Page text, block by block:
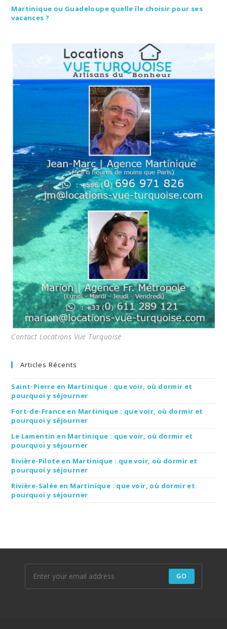
Martinique ou Guadeloupe quelle île choisir pour ses
vacances ?
Contact Locations Vue Turquoise
Articles Récents
Saint-Pierre en Martinique : que voir, où dormir et
pourquoi y séjourner
Fort-de-France en Martinique : que voir, où dormir et
pourquoi y séjourner
Le Lamentin en Martinique : que voir, où dormir et
pourquoi y séjourner
Rivière-Pilote en Martinique : que voir, où dormir et
pourquoi y séjourner
Rivière-Salée en Martinique : que voir, où dormir et
pourquoi y séjourner
GO